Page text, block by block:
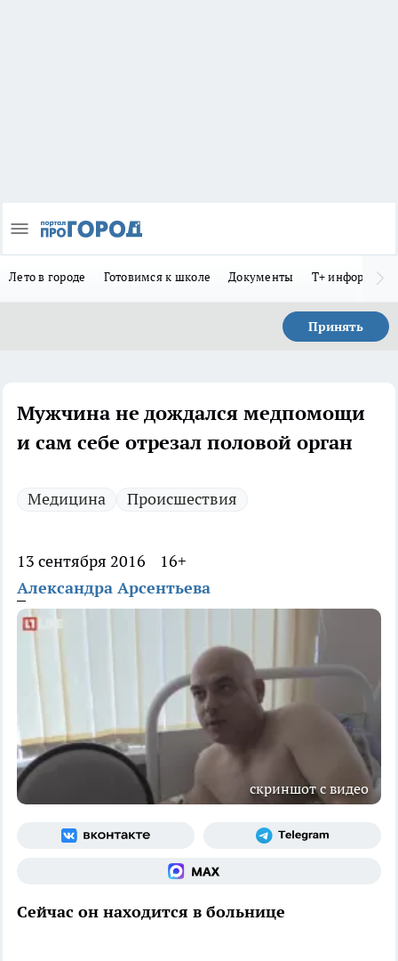
Лето в городе Готовимся к школе Документы Т+
Принять
Мужчина не дождался медпомощи
и сам себе отрезал половой орган
Медицина Происшествия
13 сентября 2016
16+
Александра Арсентьева
скриншот с видео
Сейчас он находится в больнице